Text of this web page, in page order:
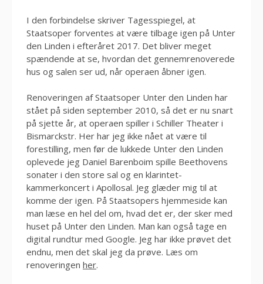
I den forbindelse skriver Tagesspiegel, at
Staatsoper forventes at være tilbage igen på Unter
den Linden i efteråret 2017. Det bliver meget
spændende at se, hvordan det gennemrenoverede
hus og salen ser ud, når operaen åbner igen.
Renoveringen af Staatsoper Unter den Linden har
stået på siden september 2010, så det er nu snart
på sjette år, at operaen spiller i Schiller Theater i
Bismarckstr. Her har jeg ikke nået at være til
forestilling, men før de lukkede Unter den Linden
oplevede jeg Daniel Barenboim spille Beethovens
sonater i den store sal og en klarintet-
kammerkoncert i Apollosal. Jeg glæder mig til at
komme der igen. På Staatsopers hjemmeside kan
man læse en hel del om, hvad det er, der sker med
huset på Unter den Linden. Man kan også tage en
digital rundtur med Google. Jeg har ikke prøvet det
endnu, men det skal jeg da prøve. Læs om
renoveringen her.